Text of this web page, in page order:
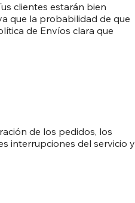
clientes estarán bien
que la probabilidad de que
de Envíos clara que
de los pedidos, los
interrupciones del servicio y